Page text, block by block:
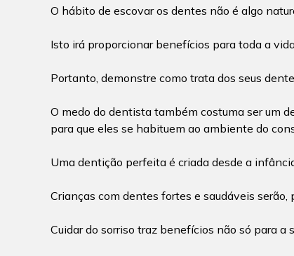
O hábito de escovar os dentes não é algo
Isto irá proporcionar benefícios para toda a
Portanto, demonstre como trata dos seus
O medo do dentista também costuma ser um
para que eles se habituem ao ambiente do
Uma dentição perfeita é criada desde a
Crianças com dentes fortes e saudáveis
Cuidar do sorriso traz benefícios não só para a